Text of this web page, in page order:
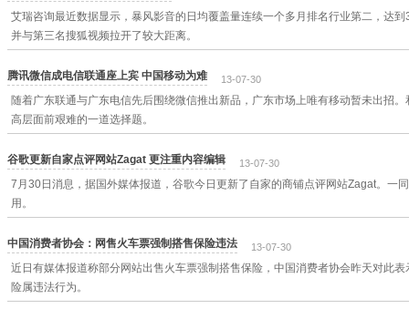
艾瑞咨询最近数据显示，暴风影音的日均覆盖量连续一个多月排名行业第二，达
并与第三名搜狐视频拉开了较大距离。
腾讯微信成电信联通座上宾 中国移动为难 13-07-30
随着广东联通与广东电信先后围绕微信推出新品，广东市场上唯有移动暂未出招。
高层面前艰难的一道选择题。
谷歌更新自家点评网站Zagat 更注重内容编辑 13-07-30
7月30日消息，据国外媒体报道，谷歌今日更新了自家的商铺点评网站Zagat。一
用。
中国消费者协会：网售火车票强制搭售保险违法 13-07-30
近日有媒体报道称部分网站出售火车票强制搭售保险，中国消费者协会昨天对此
险属违法行为。